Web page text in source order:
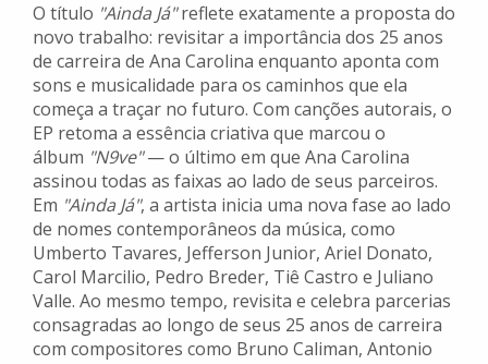
O título "Ainda Já"reflete exatamente a proposta do
novo trabalho: revisitar a importância dos 25 anos
de carreira de Ana Carolina enquanto aponta com
sons e musicalidade para os caminhos que ela
começa a traçar no futuro. Com canções autorais, o
EP retoma a essência criativa que marcou o
álbum "N9ve"— o último em que Ana Carolina
assinou todas as faixas ao lado de seus parceiros.
Em "Ainda Já", a artista inicia uma nova fase ao lado
de nomes contemporâneos da música, como
Umberto Tavares, Jefferson Junior, Ariel Donato,
Carol Marcilio, Pedro Breder, Tiê Castro e Juliano
Valle. Ao mesmo tempo, revisita e celebra parcerias
consagradas ao longo de seus 25 anos de carreira
com compositores como Bruno Caliman, Antonio